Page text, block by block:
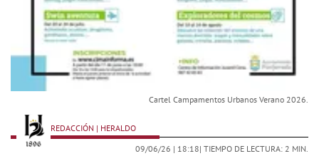
Cartel Campamentos Urbanos Verano 2026.
REDACCIÓN | HERALDO
09/06/26 | 18:18| TIEMPO DE LECTURA: 2 MIN.